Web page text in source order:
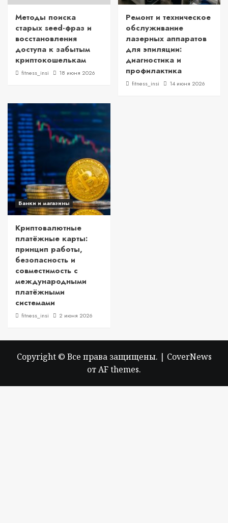
Методы поиска
старых seed-фраз и
восстановления
доступа к забытым
криптокошелькам
fitness_insi 18 июня 2026
Ремонт и техническое
обслуживание
лазерных аппаратов
для эпиляции:
диагностика и
профилактика
fitness_insi 14 июня 2026
Банки и магазины
Криптовалютные
платёжные карты:
принцип работы,
безопасность и
совместимость с
международными
платёжными
системами
fitness_insi 2 июня 2026
Copyright © Все права защищены. | CoverNews
от AF themes.